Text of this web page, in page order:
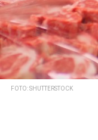
FOTO: SHUTTERSTOCK